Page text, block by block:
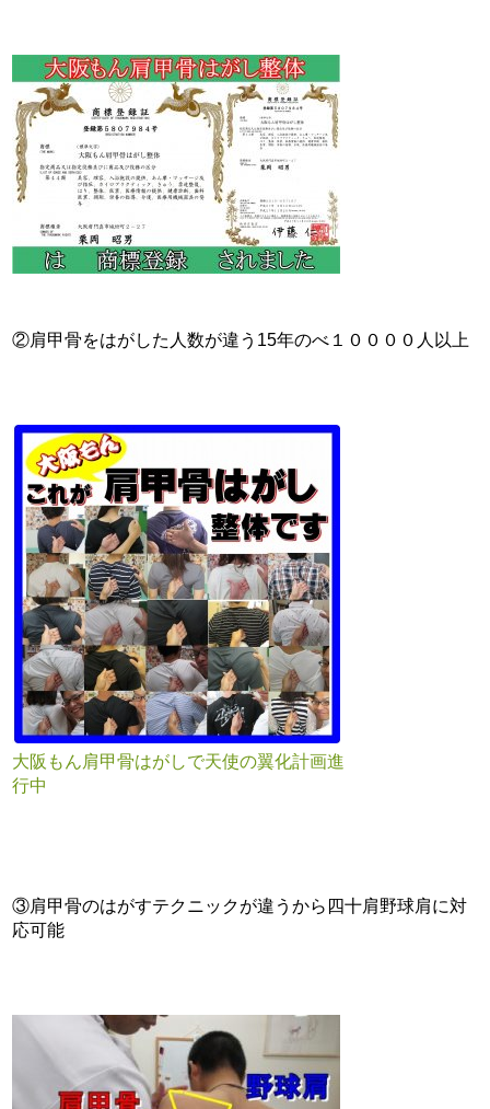
②肩甲骨をはがした人数が違う15年のべ１００００人以上
大阪もん肩甲骨はがしで天使の翼化計画進
行中
③肩甲骨のはがすテクニックが違うから四十肩野球肩に対
応可能